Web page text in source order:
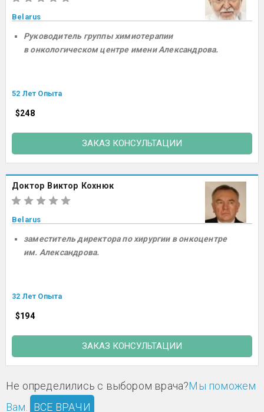
Belarus
Руководитель группы химиотерапии
в онкологическом центре имени Александрова.
52 Лет Опыта
$248
ЗАКАЗ КОНСУЛЬТАЦИИ
Доктор Виктор Кохнюк
Belarus
заместитель директора по хирургии в онкоцентре
им. Александрова.
32 Лет Опыта
$194
ЗАКАЗ КОНСУЛЬТАЦИИ
Не определились с выбором врача?Мы поможем
Вам. ВСЕ ВРАЧИ